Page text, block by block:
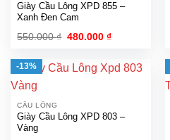
Giày Cầu Lông XPD 855 –
Xanh Đen Cam
550.000₫ Giá
550.000 ₫.
480.000₫Giá
là:
480.000 ₫.
-13%
CẦU LÔNG
Giày Cầu Lông XPD 803 –
Vàng